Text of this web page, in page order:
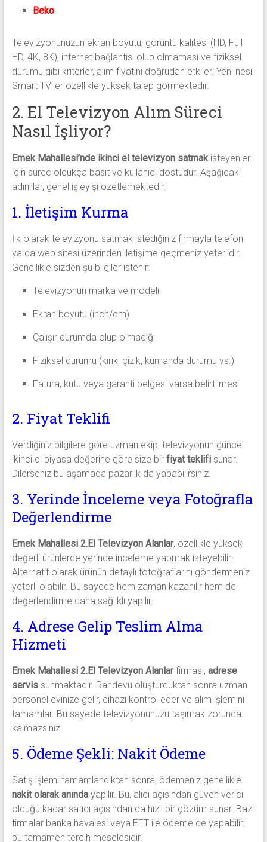
Beko
Televizyonunuzun ekran boyutu, görüntü kalitesi (HD, Full
HD, 4K, 8K), internet bağlantısı olup olmaması ve fiziksel
durumu gibi kriterler, alım fiyatını doğrudan etkiler. Yeni nesil
Smart TV’ler özellikle yüksek talep görmektedir.
2. El Televizyon Alım Süreci
Nasıl İşliyor?
Emek Mahallesi’nde ikinci el televizyon satmakisteyenler
için süreç oldukça basit ve kullanıcı dostudur. Aşağıdaki
adımlar, genel işleyişi özetlemektedir:
1. İletişim Kurma
İlk olarak televizyonu satmak istediğiniz firmayla telefon
ya da web sitesi üzerinden iletişime geçmeniz yeterlidir.
Genellikle sizden şu bilgiler istenir:
Televizyonun marka ve modeli
Ekran boyutu (inch/cm)
Çalışır durumda olup olmadığı
Fiziksel durumu (kırık, çizik, kumanda durumu vs.)
Fatura, kutu veya garanti belgesi varsa belirtilmesi
2. Fiyat Teklifi
Verdiğiniz bilgilere göre uzman ekip, televizyonun güncel
ikinci el piyasa değerine göre size bir fiyat teklifisunar.
Dilerseniz bu aşamada pazarlık da yapabilirsiniz.
3. Yerinde İnceleme veya Fotoğrafla
Değerlendirme
Emek Mahallesi 2.El Televizyon Alanlar, özellikle yüksek
değerli ürünlerde yerinde inceleme yapmak isteyebilir.
Alternatif olarak ürünün detaylı fotoğraflarını göndermeniz
yeterli olabilir. Bu sayede hem zaman kazanılır hem de
değerlendirme daha sağlıklı yapılır.
4. Adrese Gelip Teslim Alma
Hizmeti
Emek Mahallesi 2.El Televizyon Alanlarfirması, adrese
servissunmaktadır. Randevu oluşturduktan sonra uzman
personel evinize gelir, cihazı kontrol eder ve alım işlemini
tamamlar. Bu sayede televizyonunuzu taşımak zorunda
kalmazsınız.
5. Ödeme Şekli: Nakit Ödeme
Satış işlemi tamamlandıktan sonra, ödemeniz genellikle
nakit olarak anındayapılır. Bu, alıcı açısından güven verici
olduğu kadar satıcı açısından da hızlı bir çözüm sunar. Bazı
firmalar banka havalesi veya EFT ile ödeme de yapabilir;
bu tamamen tercih meselesidir.